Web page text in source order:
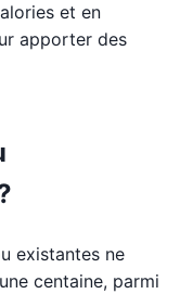
et en
apporter des
existantes ne
centaine, parmi